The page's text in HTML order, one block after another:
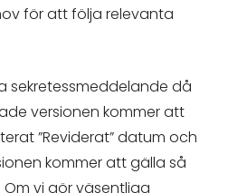
för att följa relevanta
sekretessmeddelande då
versionen kommer att
”Reviderat” datum och
kommer att gälla så
vi gör väsentliga